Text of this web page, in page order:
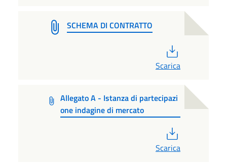
SCHEMA DI CONTRATTO
Scarica
Allegato A - Istanza di partecipazi
one indagine di mercato
Scarica